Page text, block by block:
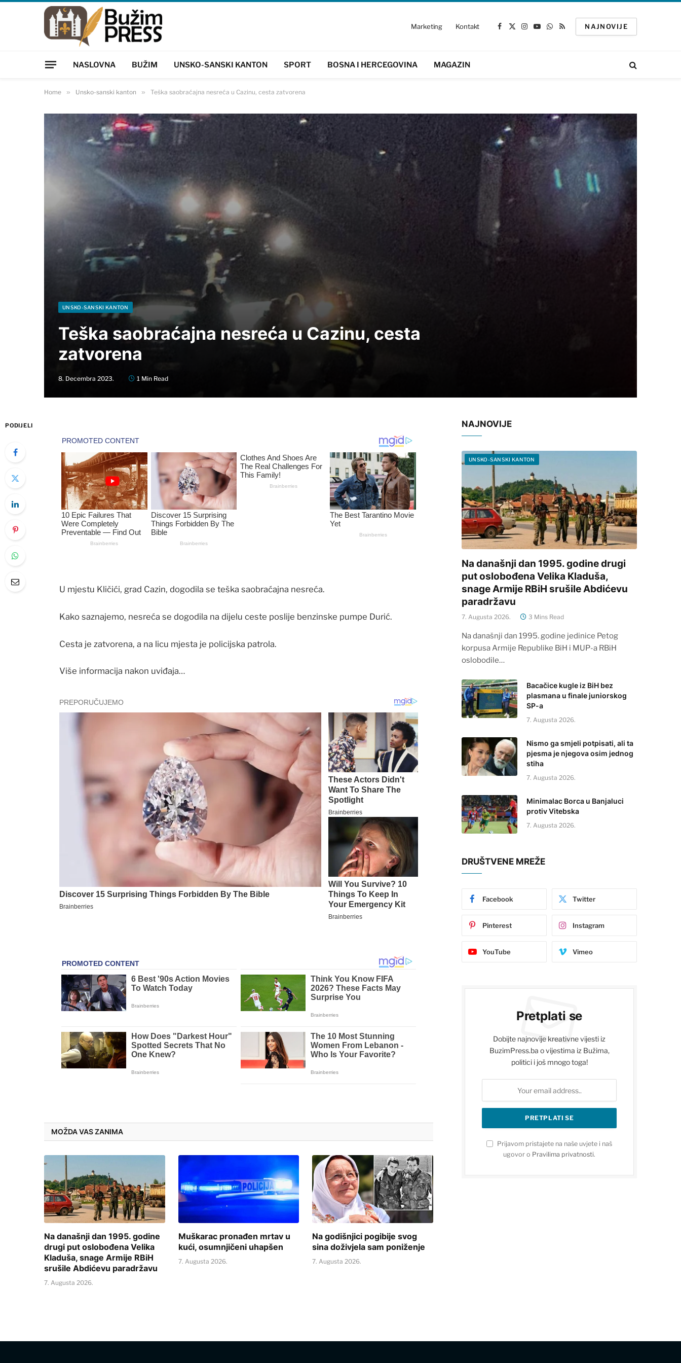
Marketing Kontakt
Facebook
X
Instagram
YouTube
WhatsApp
RSS
NAJNOVIJE
NASLOVNA BUŽIM UNSKO-SANSKI KANTON SPORT BOSNA I HERCEGOVINA MAGAZIN
Home » Unsko-sanski kanton » Teška saobraćajna nesreća u Cazinu, cesta zatvorena
UNSKO-SANSKI KANTON
Teška saobraćajna nesreća u Cazinu, cesta
zatvorena
8. Decembra 2023. 1 Min Read
PODIJELI
U mjestu Kličići, grad Cazin, dogodila se teška saobraćajna nesreća.
Kako saznajemo, nesreća se dogodila na dijelu ceste poslije benzinske pumpe Durić.
Cesta je zatvorena, a na licu mjesta je policijska patrola.
Više informacija nakon uviđaja…
MOŽDA VAS ZANIMA
Na današnji dan 1995. godine
drugi put oslobođena Velika
Kladuša, snage Armije RBiH
srušile Abdićevu paradržavu
7. Augusta 2026.
Muškarac pronađen mrtav u
kući, osumnjičeni uhapšen
7. Augusta 2026.
Na godišnjici pogibije svog
sina doživjela sam poniženje
7. Augusta 2026.
NAJNOVIJE
UNSKO-SANSKI KANTON
Na današnji dan 1995. godine drugi
put oslobođena Velika Kladuša,
snage Armije RBiH srušile Abdićevu
paradržavu
7. Augusta 2026. 3 Mins Read
Na današnji dan 1995. godine jedinice Petog
korpusa Armije Republike BiH i MUP-a RBiH
oslobodile…
Bacačice kugle iz BiH bez
plasmana u finale juniorskog
SP-a
7. Augusta 2026.
Nismo ga smjeli potpisati, ali ta
pjesma je njegova osim jednog
stiha
7. Augusta 2026.
Minimalac Borca u Banjaluci
protiv Vitebska
7. Augusta 2026.
DRUŠTVENE MREŽE
Facebook Twitter
Pinterest Instagram
YouTube Vimeo
Pretplati se
Dobijte najnovije kreativne vijesti iz
BuzimPress.ba o vijestima iz Bužima,
politici i još mnogo toga!
Prijavom pristajete na naše uvjete i naš
ugovor o Pravilima privatnosti.